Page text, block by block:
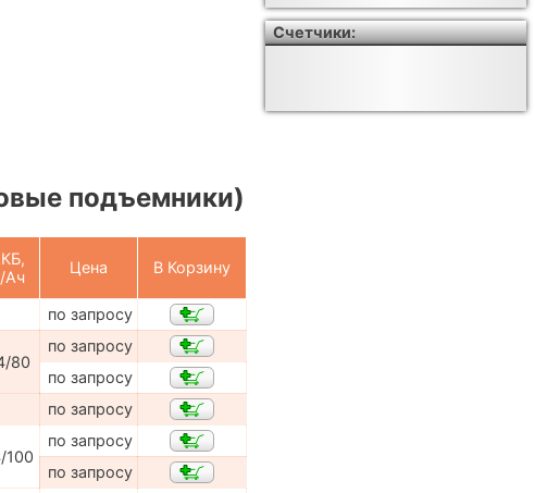
подъемники)
Ач
Цена В Корзину
по запросу
80
по запросу
по запросу
по запросу
100
по запросу
по запросу
Счетчики: